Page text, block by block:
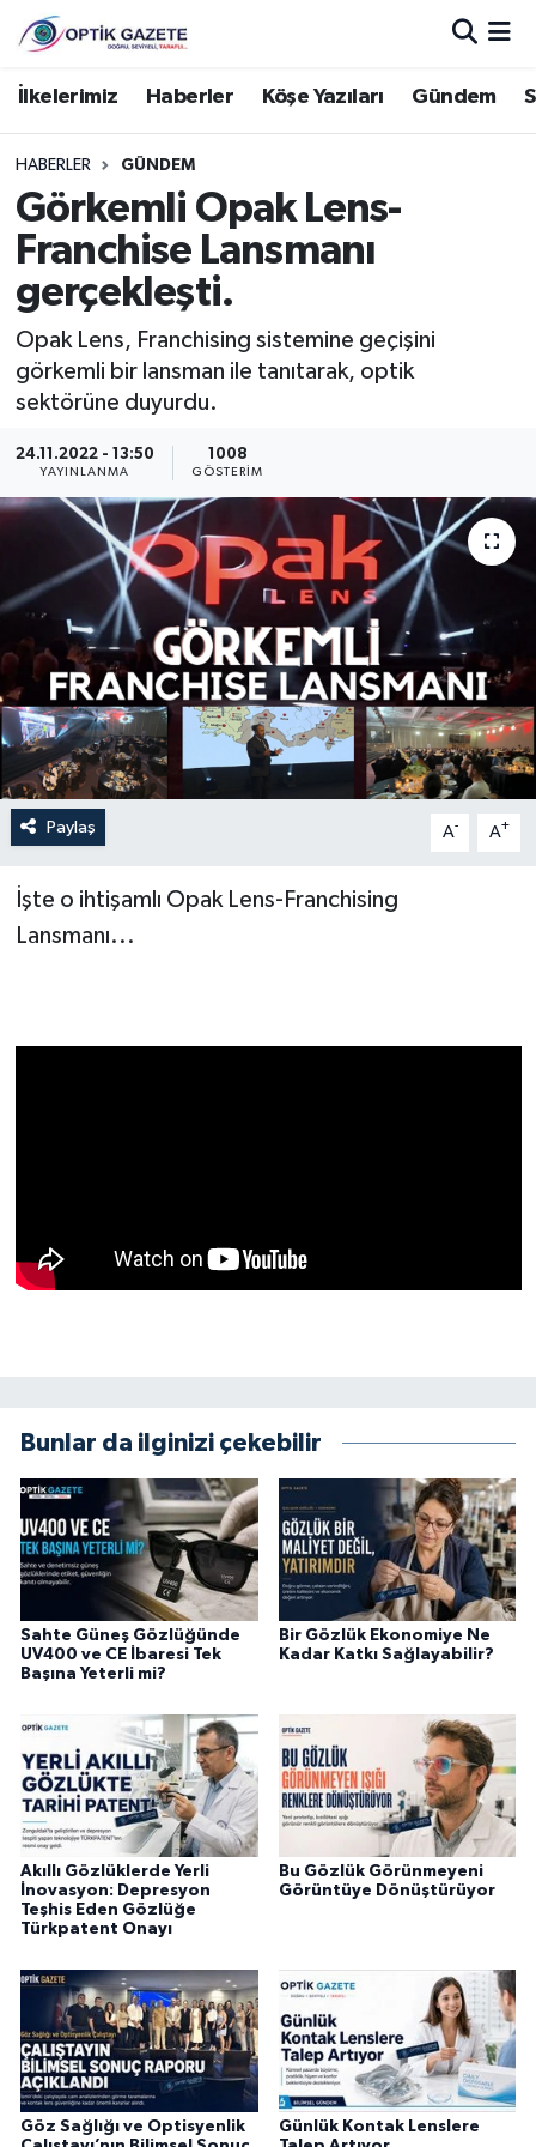
İlkelerimiz Haberler Köşe Yazıları Gündem
HABERLER GÜNDEM
Görkemli Opak Lens-
Franchise Lansmanı
gerçekleşti.
Opak Lens, Franchising sistemine geçişini
görkemli bir lansman ile tanıtarak, optik
sektörüne duyurdu.
24.11.2022 - 13:50
YAYINLANMA
1008
GÖSTERIM
Paylaş A- A+
İşte o ihtişamlı Opak Lens-Franchising
Lansmanı...
Bunlar da ilginizi çekebilir
Sahte Güneş Gözlüğünde
UV400 ve CE İbaresi Tek
Başına Yeterli mi?
Bir Gözlük Ekonomiye Ne
Kadar Katkı Sağlayabilir?
Akıllı Gözlüklerde Yerli
İnovasyon: Depresyon
Teşhis Eden Gözlüğe
Türkpatent Onayı
Bu Gözlük Görünmeyeni
Görüntüye Dönüştürüyor
Göz Sağlığı ve Optisyenlik
Günlük Kontak Lenslere
Nöbetçi Eczaneler
Hava Durumu
İstanbul Namaz Vakitleri
Trafik Durumu
Süper Lig Puan Durumu ve Fikstür
Tüm Manşetler
Son Dakika Haberleri
Haber Arşivi